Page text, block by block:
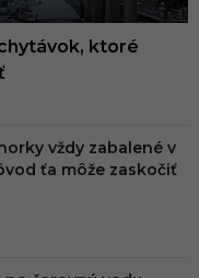
ktoré
vždy zabalené v
ťa môže zaskočiť